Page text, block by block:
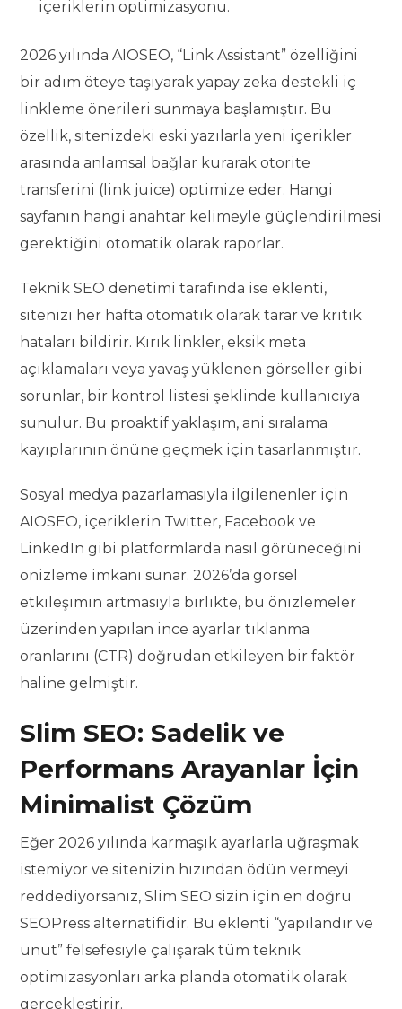
içeriklerin optimizasyonu.
2026 yılında AIOSEO, “Link Assistant” özelliğini
bir adım öteye taşıyarak yapay zeka destekli iç
linkleme önerileri sunmaya başlamıştır. Bu
özellik, sitenizdeki eski yazılarla yeni içerikler
arasında anlamsal bağlar kurarak otorite
transferini (link juice) optimize eder. Hangi
sayfanın hangi anahtar kelimeyle güçlendirilmesi
gerektiğini otomatik olarak raporlar.
Teknik SEO denetimi tarafında ise eklenti,
sitenizi her hafta otomatik olarak tarar ve kritik
hataları bildirir. Kırık linkler, eksik meta
açıklamaları veya yavaş yüklenen görseller gibi
sorunlar, bir kontrol listesi şeklinde kullanıcıya
sunulur. Bu proaktif yaklaşım, ani sıralama
kayıplarının önüne geçmek için tasarlanmıştır.
Sosyal medya pazarlamasıyla ilgilenenler için
AIOSEO, içeriklerin Twitter, Facebook ve
LinkedIn gibi platformlarda nasıl görüneceğini
önizleme imkanı sunar. 2026’da görsel
etkileşimin artmasıyla birlikte, bu önizlemeler
üzerinden yapılan ince ayarlar tıklanma
oranlarını (CTR) doğrudan etkileyen bir faktör
haline gelmiştir.
Slim SEO: Sadelik ve
Performans Arayanlar İçin
Minimalist Çözüm
Eğer 2026 yılında karmaşık ayarlarla uğraşmak
istemiyor ve sitenizin hızından ödün vermeyi
reddediyorsanız, Slim SEO sizin için en doğru
SEOPress alternatifidir. Bu eklenti “yapılandır ve
unut” felsefesiyle çalışarak tüm teknik
optimizasyonları arka planda otomatik olarak
gerçekleştirir.